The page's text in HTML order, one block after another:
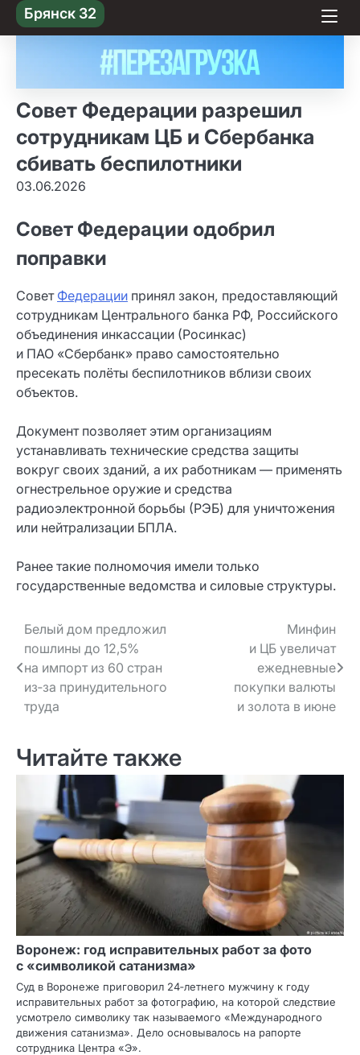
Skip
to content
Брянск 32
Совет Федерации разрешил
сотрудникам ЦБ и Сбербанка
сбивать беспилотники
03.06.2026
Совет Федерации одобрил
поправки
Совет Федерации принял закон, предоставляющий
сотрудникам Центрального банка РФ, Российского
объединения инкассации (Росинкас)
и ПАО «Сбербанк» право самостоятельно
пресекать полёты беспилотников вблизи своих
объектов.
Документ позволяет этим организациям
устанавливать технические средства защиты
вокруг своих зданий, а их работникам — применять
огнестрельное оружие и средства
радиоэлектронной борьбы (РЭБ) для уничтожения
или нейтрализации БПЛА.
Ранее такие полномочия имели только
государственные ведомства и силовые структуры.
Навигация
по записям
Белый дом предложил
пошлины до 12,5%
на импорт из 60 стран
из‑за принудительного
труда
Минфин
и ЦБ увеличат
ежедневные
покупки валюты
и золота в июне
Читайте также
Воронеж: год исправительных работ за фото
с «символикой сатанизма»
Суд в Воронеже приговорил 24‑летнего мужчину к году
исправительных работ за фотографию, на которой следствие
усмотрело символику так называемого «Международного
движения сатанизма». Дело основывалось на рапорте
сотрудника Центра «Э».